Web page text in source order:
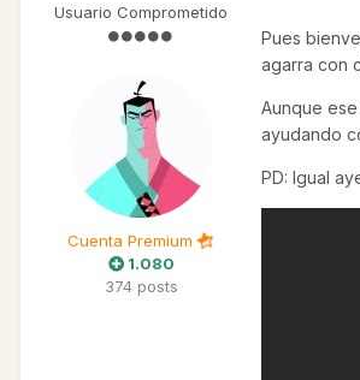
Usuario Comprometido
Cuenta Premium
1.080
374 posts
Pues
agarra con
Aunque
ayudando
PD: Igual